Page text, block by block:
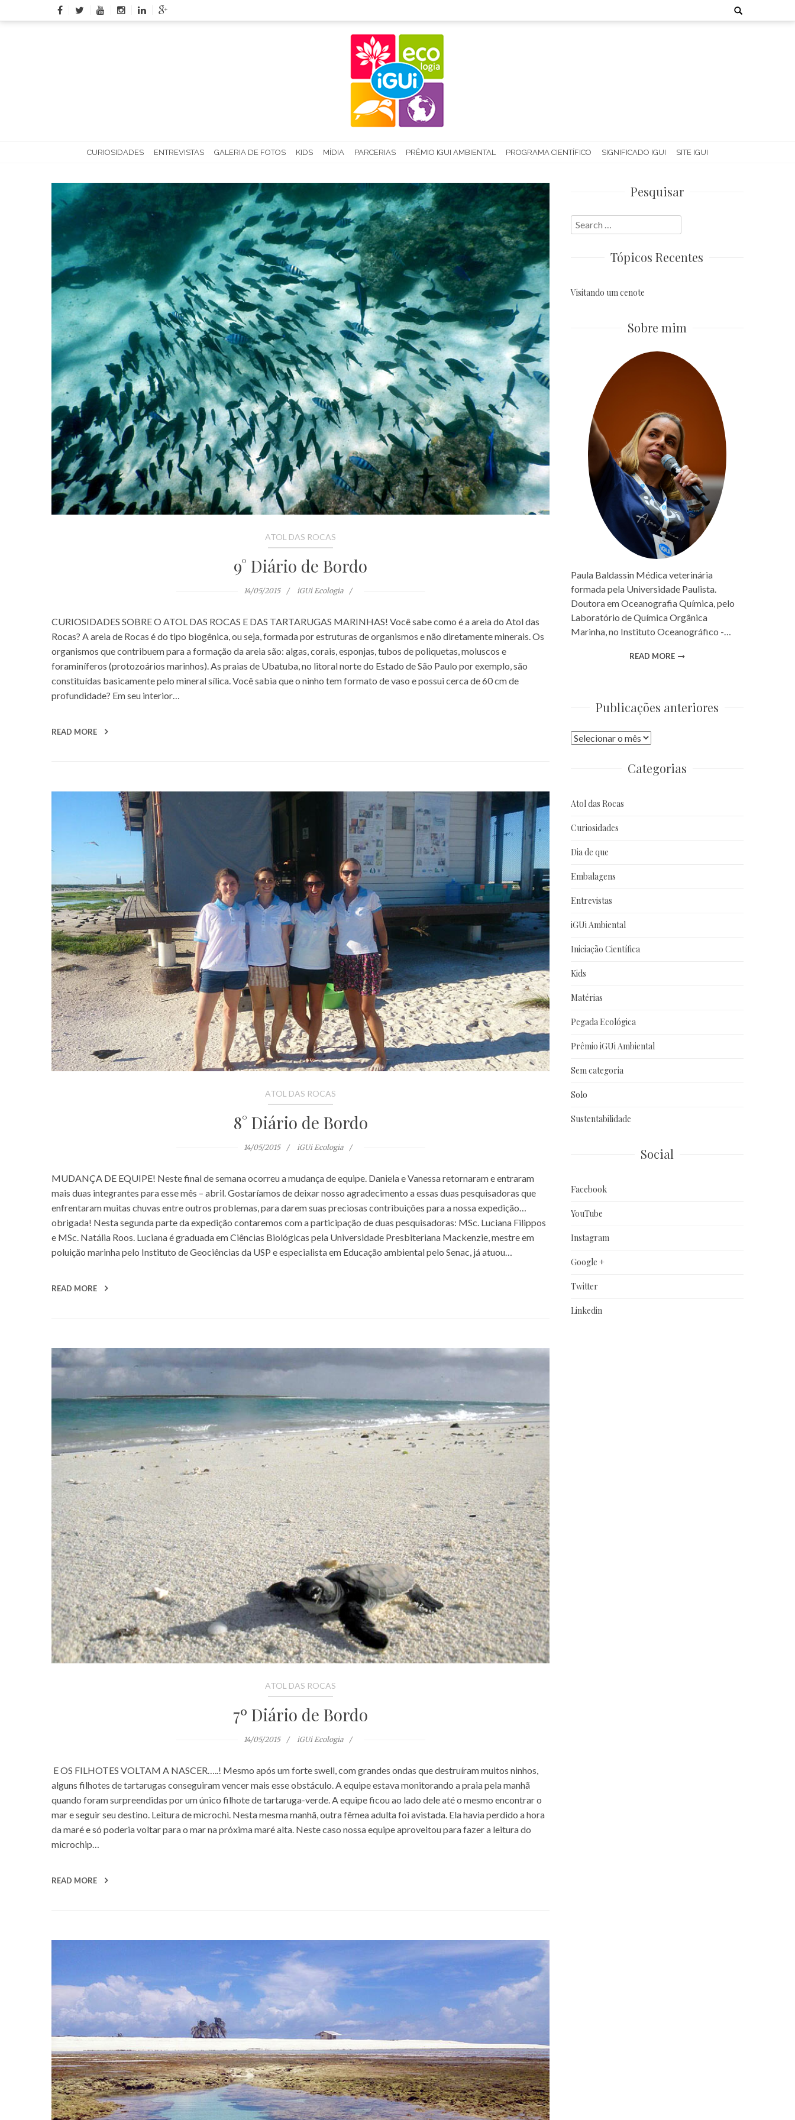
to
Search
for:
CURIOSIDADES ENTREVISTAS GALERIA DE FOTOS KIDS MÍDIA PARCERIAS PRÊMIO IGUI AMBIENTAL PROGRAMA CIENTÍFICO SIGNIFICADO IGUI SITE IGUI
ATOL DAS ROCAS
9° Diário de Bordo
14/05/2015 iGUi Ecologia
CURIOSIDADES SOBRE O ATOL DAS ROCAS E DAS TARTARUGAS MARINHAS! Você sabe como é a areia do Atol das
Rocas? A areia de Rocas é do tipo biogênica, ou seja, formada por estruturas de organismos e não diretamente minerais. Os
organismos que contribuem para a formação da areia são: algas, corais, esponjas, tubos de poliquetas, moluscos e
foraminíferos (protozoários marinhos). As praias de Ubatuba, no litoral norte do Estado de São Paulo por exemplo, são
constituídas basicamente pelo mineral sílica. Você sabia que o ninho tem formato de vaso e possui cerca de 60 cm de
profundidade? Em seu interior…
READ MORE
ATOL DAS ROCAS
8° Diário de Bordo
14/05/2015 iGUi Ecologia
MUDANÇA DE EQUIPE! Neste final de semana ocorreu a mudança de equipe. Daniela e Vanessa retornaram e entraram
mais duas integrantes para esse mês – abril. Gostaríamos de deixar nosso agradecimento a essas duas pesquisadoras que
enfrentaram muitas chuvas entre outros problemas, para darem suas preciosas contribuições para a nossa expedição…
obrigada! Nesta segunda parte da expedição contaremos com a participação de duas pesquisadoras: MSc. Luciana Filippos
e MSc. Natália Roos. Luciana é graduada em Ciências Biológicas pela Universidade Presbiteriana Mackenzie, mestre em
poluição marinha pelo Instituto de Geociências da USP e especialista em Educação ambiental pelo Senac, já atuou…
READ MORE
ATOL DAS ROCAS
7º Diário de Bordo
14/05/2015 iGUi Ecologia
E OS FILHOTES VOLTAM A NASCER…..! Mesmo após um forte swell, com grandes ondas que destruíram muitos ninhos,
alguns filhotes de tartarugas conseguiram vencer mais esse obstáculo. A equipe estava monitorando a praia pela manhã
quando foram surpreendidas por um único filhote de tartaruga-verde. A equipe ficou ao lado dele até o mesmo encontrar o
mar e seguir seu destino. Leitura de microchi. Nesta mesma manhã, outra fêmea adulta foi avistada. Ela havia perdido a hora
da maré e só poderia voltar para o mar na próxima maré alta. Neste caso nossa equipe aproveitou para fazer a leitura do
microchip…
READ MORE
Pesquisar
Search
for:
Tópicos Recentes
Visitando um cenote
Sobre mim
Paula Baldassin Médica veterinária
formada pela Universidade Paulista.
Doutora em Oceanografia Química, pelo
Laboratório de Química Orgânica
Marinha, no Instituto Oceanográfico -…
READ MORE
Publicações anteriores
Publicações
Categorias
Atol das Rocas
Curiosidades
Dia de que
Embalagens
Entrevistas
iGUi Ambiental
Iniciação Científica
Kids
Matérias
Pegada Ecológica
Prêmio iGUi Ambiental
Sem categoria
Solo
Sustentabilidade
Social
Facebook
YouTube
Instagram
Google +
Twitter
Linkedin